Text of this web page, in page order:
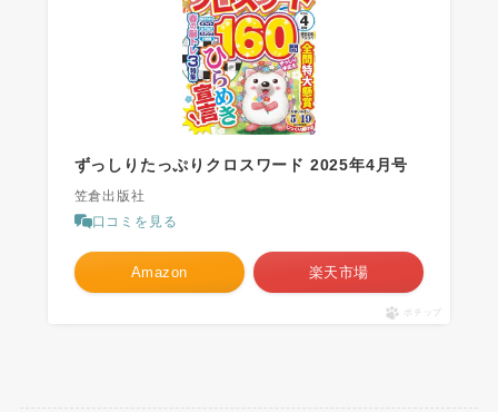
ずっしりたっぷりクロスワード 2025年4月号
笠倉出版社
口コミを見る
Amazon 楽天市場
ポチップ